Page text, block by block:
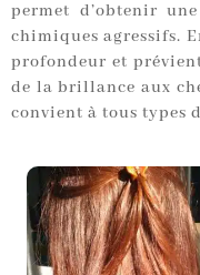
permet d’obtenir
chimiques agressifs.
profondeur et
de la brillance aux
convient à tous types